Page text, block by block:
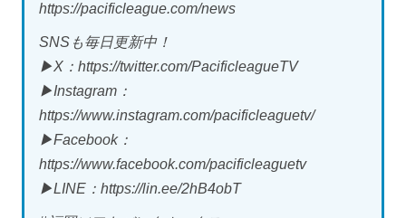
https://pacificleague.com/news
SNSも毎日更新中！
▶X：https://twitter.com/PacificleagueTV
▶Instagram：
https://www.instagram.com/pacificleaguetv/
▶Facebook：
https://www.facebook.com/pacificleaguetv
▶LINE：https://lin.ee/2hB4obT